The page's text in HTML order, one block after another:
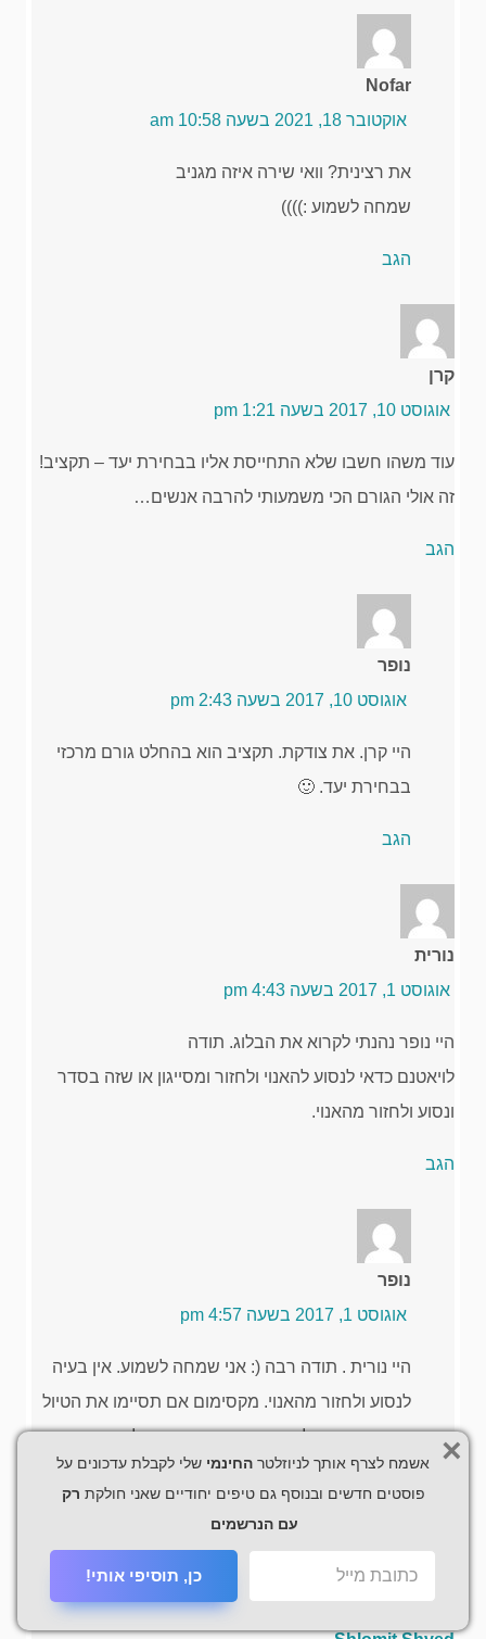
Nofar
אוקטובר 18, 2021 בשעה 10:58 am
את רצינית? וואי שירה איזה מגניב
שמחה לשמוע :))))
הגב
קרן
אוגוסט 10, 2017 בשעה 1:21 pm
עוד משהו חשבו שלא התחייסת אליו בבחירת יעד – תקציב!
זה אולי הגורם הכי משמעותי להרבה אנשים…
הגב
נופר
אוגוסט 10, 2017 בשעה 2:43 pm
היי קרן. את צודקת. תקציב הוא בהחלט גורם מרכזי
בבחירת יעד. 🙂
הגב
נורית
אוגוסט 1, 2017 בשעה 4:43 pm
היי נופר נהנתי לקרוא את הבלוג. תודה
לויאטנם כדאי לנסוע להאנוי ולחזור ומסייגון או שזה בסדר
ונסוע ולחזור מהאנוי.
הגב
נופר
אוגוסט 1, 2017 בשעה 4:57 pm
היי נורית . תודה רבה (: אני שמחה לשמוע. אין בעיה
לנסוע ולחזור מהאנוי. מקסימום אם תסיימו את הטיול
בדרום אפשר לקחת טיסת פנים חזרה להאנוי . זה מה
שאני עשיתי בפעם הראשונה שהייתי שם.
אשמח לצרף אותך לניוזלטר החינמי שלי לקבלת עדכונים על
פוסטים חדשים ובנוסף גם טיפים יחודיים שאני חולקת רק
עם הנרשמים
כן, תוסיפי אותי!
×